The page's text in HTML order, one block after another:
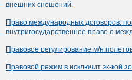
внешних сношений.
Право международных договоров:
внутригосударственное право о
Правовое регулирование м/н
Правовой режим в исключит эк-кой